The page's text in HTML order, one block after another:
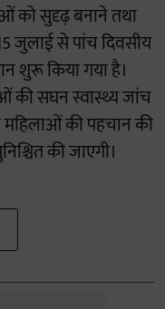
को सुदृढ़ बनाने तथा
जुलाई से पांच दिवसीय
शुरू किया गया है।
की सघन स्वास्थ्य जांच
महिलाओं की पहचान की
की जाएगी।